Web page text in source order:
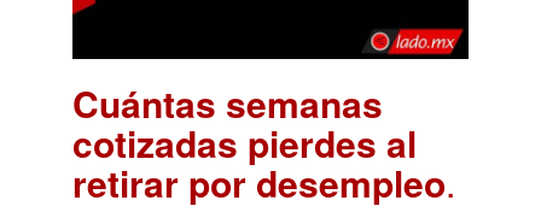
Cuántas semanas
cotizadas pierdes al
retirar por desempleo.